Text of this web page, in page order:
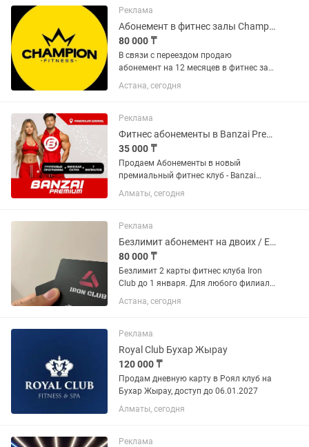
подробности по телефону,...
Реклама
Абонемент в фитнес залы Champion на год
80 000 ₸
В связи с переездом продаю
абонемент на 12 месяцев в фитнес зал
Champion в Астане (до конца мая 2027
года, кажется там еще есть 3 месяца в
Астана, сегодня
Реклама
Фитнес абонементы в Banzai Premium Samal (8филиалов)
35 000 ₸
Продаем Абонементы в новый
премиальный фитнес клуб - Banzai
Premium | Samal (+дает право
посещать еще 7 филиалов Banzai
посещать раздельную финскую сауну
+...
Алматы, сегодня
Реклама
Безлимит абонемент на двоих / Екі адамға лимитсіз абонемент
80 000 ₸
Безлимит 2 карты фитнес клуба Iron
Club до 1 января. Для любого филиала
этого фитнес клуба!
Астана, сегодня
Реклама
Royal Club Бухар Жырау
120 000 ₸
Продам дневную карту в Роял клуб на
Бухар Жырау, доступ до 06.01.2027
Алматы, сегодня
Реклама